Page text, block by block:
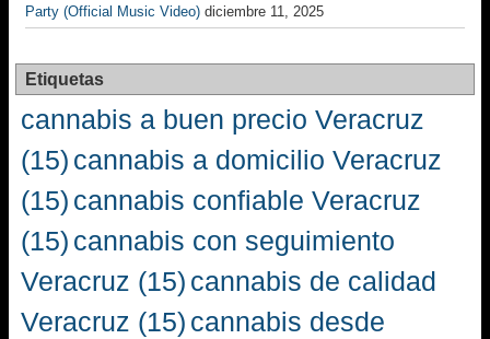
Party (Official Music Video) diciembre 11, 2025
Etiquetas
cannabis a buen precio Veracruz
(15) cannabis a domicilio Veracruz
(15) cannabis confiable Veracruz
(15) cannabis con seguimiento
Veracruz (15) cannabis de calidad
Veracruz (15) cannabis desde